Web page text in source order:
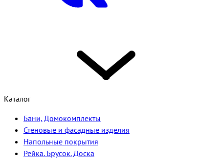
Каталог
Бани, Домокомплекты
Стеновые и фасадные изделия
Напольные покрытия
Рейка. Брусок. Доска